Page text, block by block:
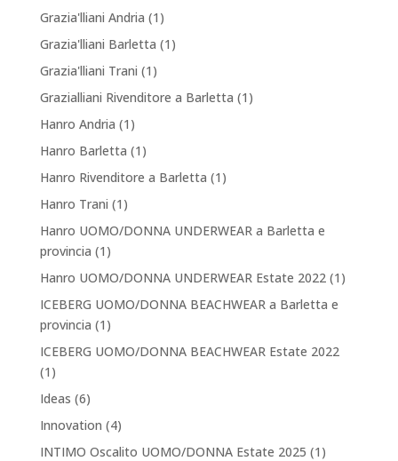
Grazia'lliani Andria (1)
Grazia'lliani Barletta (1)
Grazia'lliani Trani (1)
Grazialliani Rivenditore a Barletta (1)
Hanro Andria (1)
Hanro Barletta (1)
Hanro Rivenditore a Barletta (1)
Hanro Trani (1)
Hanro UOMO/DONNA UNDERWEAR a Barletta e
provincia (1)
Hanro UOMO/DONNA UNDERWEAR Estate 2022(1)
ICEBERG UOMO/DONNA BEACHWEAR a Barletta e
provincia (1)
ICEBERG UOMO/DONNA BEACHWEAR Estate 2022
(1)
Ideas (6)
Innovation (4)
INTIMO Oscalito UOMO/DONNA Estate 2025 (1)